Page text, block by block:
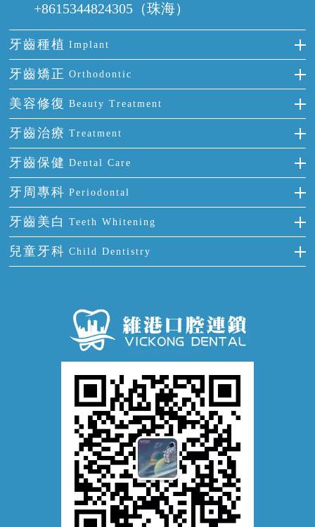
+8615344824305（珠海）
牙齒種植 Implant
種牙
單顆牙缺失
門牙缺失
多顆牙缺失
半口缺失
全口缺失
牙齒矯正 Orthodontic
隱形箍牙
前牙反頜
牙齒擁擠
牙齒前突
牙齒稀疏
美容修復 Beauty Treatment
全瓷牙
烤瓷牙
氟斑牙
四環素牙
活動假牙
牙貼面
牙齒治療 Treatment
補牙
智齒
根管治療
拔牙
牙痛
牙齒保健 Dental Care
正確刷牙
全國愛牙日
預防牙病
牙科通識
牙周專科 Periodontal
牙周炎
牙齦出血
牙齦炎
牙齦萎縮
牙齒美白 Teeth Whitening
冷光美白
兒童牙科 Child Dentistry